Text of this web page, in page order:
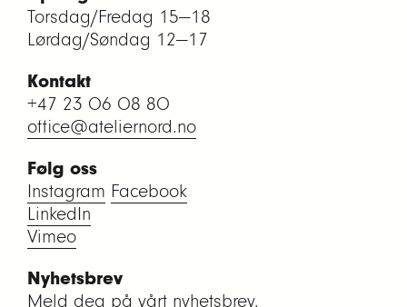
Torsdag/Fredag 15—18
Lørdag/Søndag 12—17
Kontakt
+47 23 06 08 80
office@ateliernord.no
Følg oss
Instagram Facebook
LinkedIn
Vimeo
Nyhetsbrev
Meld deg på vårt nyhetsbrev.